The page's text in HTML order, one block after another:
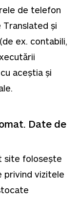
de telefon
și
ex. contabili,
aceștia și
Date de
site folosește
privind vizitele